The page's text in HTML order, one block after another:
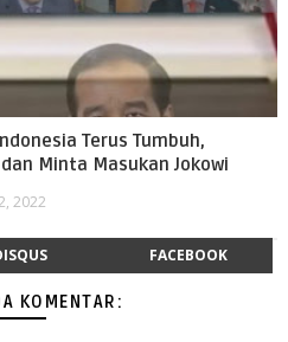
Terus Tumbuh,
Minta Masukan Jokowi
2022
FACEBOOK
KOMENTAR: